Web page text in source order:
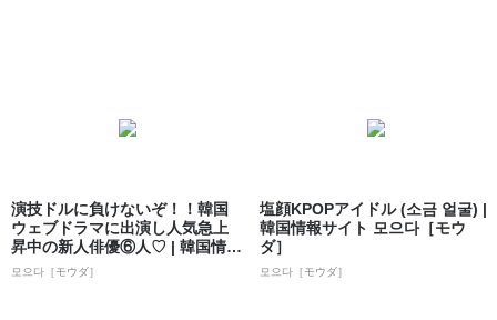
演技ドルに負けないぞ！！韓国
ウェブドラマに出演し人気急上
昇中の新人俳優⑥人♡ | 韓国情報
サイト ...
모으다［モウダ］
塩顔KPOPアイドル (소금 얼굴) |
韓国情報サイト 모으다［モウ
ダ］
모으다［モウダ］